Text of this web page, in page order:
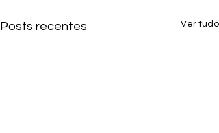
Posts recentes Ver tudo